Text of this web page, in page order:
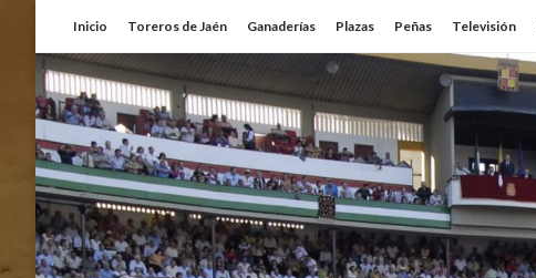
contenido
Inicio Toreros de Jaén Ganaderías Plazas Peñas Televisión